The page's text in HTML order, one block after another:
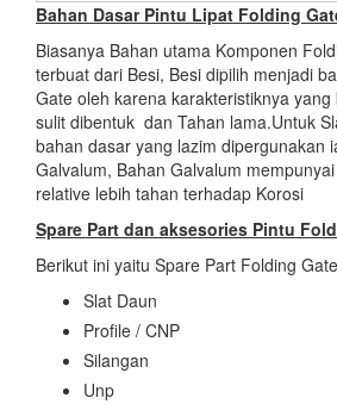
Bahan Dasar Pintu Lipat Folding
Biasanya Bahan utama Komponen
terbuat dari Besi, Besi dipilih menjadi
Gate oleh karena karakteristiknya
sulit dibentuk dan Tahan lama.Untuk
bahan dasar yang lazim dipergunakan
Galvalum, Bahan Galvalum
relative lebih tahan terhadap Korosi
Spare Part dan aksesories Pintu
Berikut ini yaitu Spare Part Folding Gate
Slat Daun
Profile / CNP
Silangan
Unp